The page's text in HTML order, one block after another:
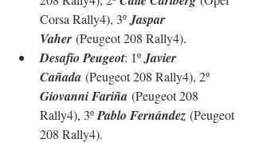
Corsa Rally4), 3º Jaspar
Vaher (Peugeot 208 Rally4).
Desafío Peugeot: 1º Javier
Cañada (Peugeot 208 Rally4), 2º
Giovanni Fariña (Peugeot 208
Rally4), 3º Pablo Fernández (Peugeot
208 Rally4).